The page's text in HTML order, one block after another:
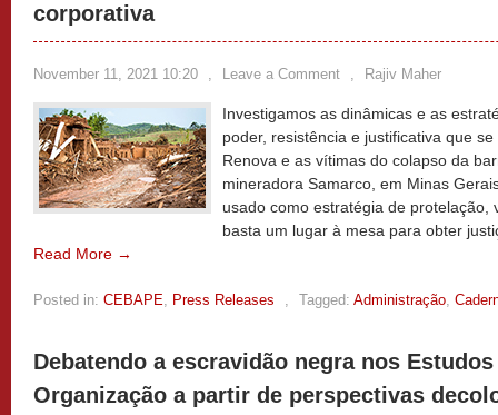
corporativa
November 11, 2021 10:20 , Leave a Comment , Rajiv Maher
Investigamos as dinâmicas e as
poder, resistência e justificativa que
Renova e as vítimas do colapso da
mineradora Samarco, em Minas
usado como estratégia de protelação,
basta um lugar à mesa para obter
Read More →
Posted in: CEBAPE, Press Releases , Tagged: Administração,
Debatendo a escravidão negra nos
Organização a partir de perspectivas